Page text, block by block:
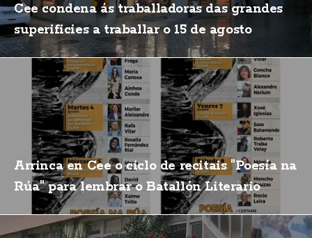
Cee condena ás traballadoras das grandes
superificies a traballar o 15 de agosto
Arrinca en Cee o ciclo de recitais "Poesía na
Rúa" para lembrar o Batallón Literario